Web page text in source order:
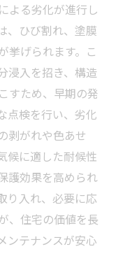
よる劣化が進行し
、ひび割れ、塗膜
挙げられます。こ
浸入を招き、構造
すため、早期の発
点検を行い、劣化
剥がれや色あせ
候に適した耐候性
護効果を高められ
り入れ、必要に応
、住宅の価値を長
ンテナンスが安心